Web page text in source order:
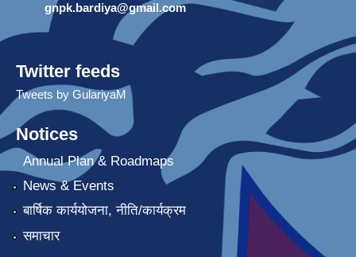
gnpk.bardiya@gmail.com
Twitter feeds
Tweets by GulariyaM
Notices
Annual Plan & Roadmaps
News & Events
बार्षिक कार्ययोजना, नीति/कार्यक्रम
समाचार